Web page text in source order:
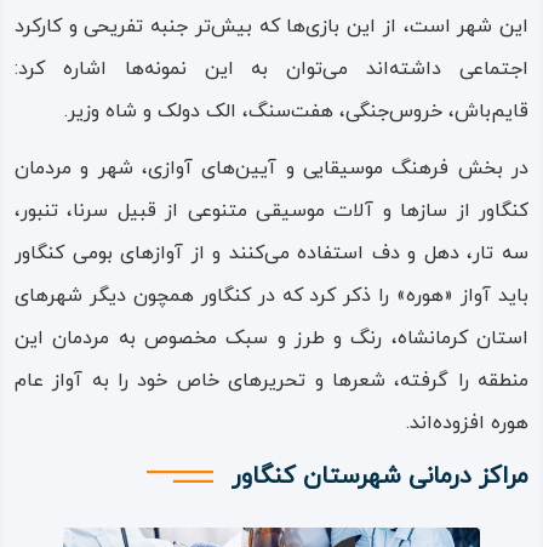
از اقوام، نژادها و زبان‌های فارسی، کردی و لری در قالب اکثریت،
تشکیل شده‌ است؛ از سویی در دوره‌های سپسین، بخش‌های
زیادی از مناطق پیرامون شهر کنگاور میزبان اقوام و مهاجران
ترک زبانی بوده که در طول زمان بومی این شهر شده‌اند؛
همچنین جمعیت زیادی از ایلات کوچ‌ رو و لک‌ زبان نیز در مناطق
حاشیه‌ای شهرستان یک‌ جانشین شده‌اند و امروزه جزئی از بافت
تنوع زبانی شهر کنگاور نیز به شکل طبیعی تابع همان تنوع
نژادی بوده، از فارسی معیار تا فارسی موسوم به کرمانشاهی،
زبان کردی با گویش‌های مختلف، زبان‌های ترکی و لری و لکی را
می‌توان در شهر و ناحیه کنگاور مشاهده کرد.
این شهر است، از این بازی‌ها که بیش‌تر جنبه تفریحی و کارکرد
اجتماعی داشته‌اند می‌توان به این نمونه‌ها اشاره کرد:
قایم‌باش، خروس‌جنگی، هفت‌سنگ، الک‌ دولک و شاه‌ وزیر.
در بخش فرهنگ موسیقایی و آیین‌های آوازی، شهر و مردمان
کنگاور از سازها و آلات موسیقی متنوعی از قبیل سرنا، تنبور،
سه‌ تار، دهل و دف استفاده می‌کنند و از آوازهای بومی کنگاور
باید آواز «هوره» را ذکر کرد که در کنگاور همچون دیگر شهرهای
استان کرمانشاه، رنگ و طرز و سبک مخصوص به مردمان این
منطقه را گرفته، شعرها و تحریرهای خاص خود را به آواز عام
هوره افزوده‌اند.
مراکز درمانی شهرستان کنگاور